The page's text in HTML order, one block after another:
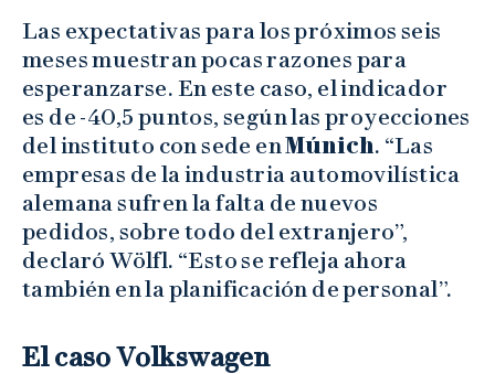
Las expectativas para los próximos seis
meses muestran pocas razones para
esperanzarse. En este caso, el indicador
es de -40,5 puntos, según las proyecciones
del instituto con sede enMúnich. “Las
empresas de la industria automovilística
alemana sufren la falta de nuevos
pedidos, sobre todo del extranjero”,
declaró Wölfl. “Esto se refleja ahora
también en la planificación de personal”.
El caso Volkswagen